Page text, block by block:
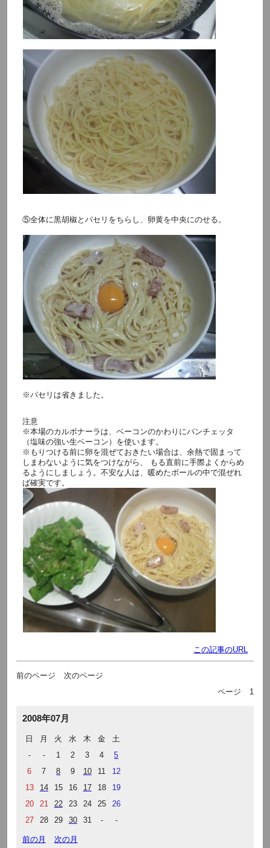
⑤全体に黒胡椒とパセリをちらし、卵黄を中央にのせる。
※パセリは省きました。
注意
※本場のカルボナーラは、ベーコンのかわりにパンチェッタ
（塩味の強い生ベーコン）を使います。
※もりつける前に卵を混ぜておきたい場合は、余熱で固まって
しまわないように気をつけながら、 もる直前に手際よくからめ
るようにしましょう。不安な人は、暖めたボールの中で混ぜれ
ば確実です。
この記事のURL
前のページ
次のページ
ページ
1
2008年07月
日 月 火 水 木 金
土
-
- 1 2 3 4
5
6
7 8 9 10 11
12
13
14 15 16 17 18
19
20
21 22 23 24 25
26
27
28 29 30 31 - -
前の月 次の月